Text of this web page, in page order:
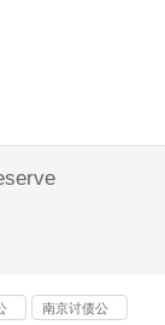
南京讨债公